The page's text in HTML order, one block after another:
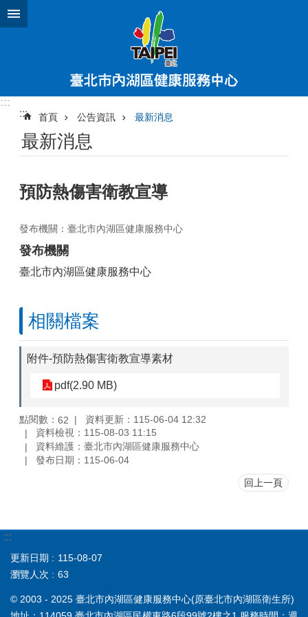
跳到主要內容區塊
:::
:::
首頁 公告資訊 最新消息
最新消息
預防熱傷害衛教宣導
發布機關：臺北市內湖區健康服務中心
發布機關
臺北市內湖區健康服務中心
相關檔案
附件-預防熱傷害衛教宣導素材
pdf(2.90 MB)
點閱數： 62
資料更新：115-06-04 12:32
資料檢視：115-08-03 11:15
資料維護：臺北市內湖區健康服務中心
發布日期：115-06-04
回上一頁
:::
更新日期
115-08-07
瀏覽人次
63
© 2003 - 2025 臺北市內湖區健康服務中心(原臺北市內湖區衛生所)